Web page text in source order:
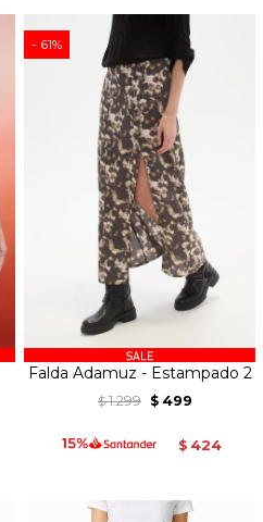
61
Falda Adamuz - Estampado 2
$ 1.299 $ 499
$ 424